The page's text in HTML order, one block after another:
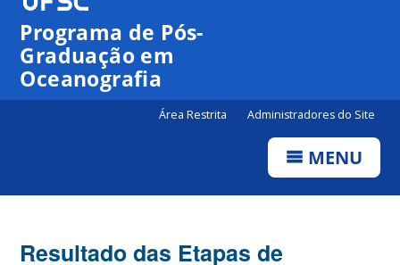
Programa de Pós-
Graduação em
Oceanografia
Área Restrita Administradores do Site
MENU
Resultado das Etapas de